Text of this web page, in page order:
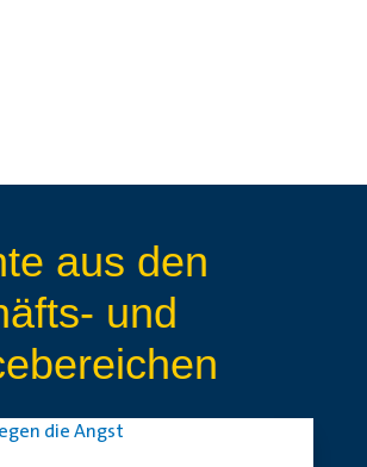
aus den
und